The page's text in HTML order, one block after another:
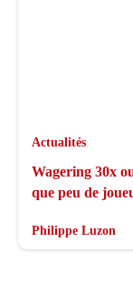
Actualités
Wagering 30x
que peu de
Philippe Luzon